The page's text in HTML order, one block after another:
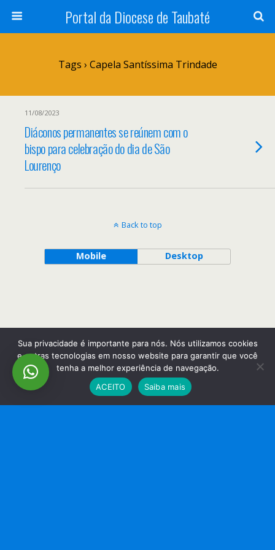
Portal da Diocese de Taubaté
Tags › Capela Santíssima Trindade
11/08/2023
Diáconos permanentes se reúnem com o
bispo para celebração do dia de São
Lourenço
Back to top
Mobile Desktop
Sua privacidade é importante para nós. Nós utilizamos cookies
e outras tecnologias em nosso website para garantir que você
tenha a melhor experiência de navegação.
ACEITO
Saiba mais